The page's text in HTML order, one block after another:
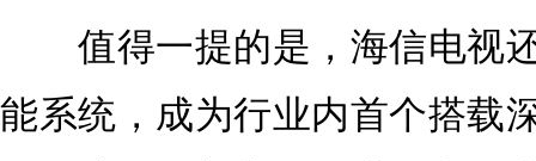
值得一提的是，海信电视还
能系统，成为行业内首个搭载